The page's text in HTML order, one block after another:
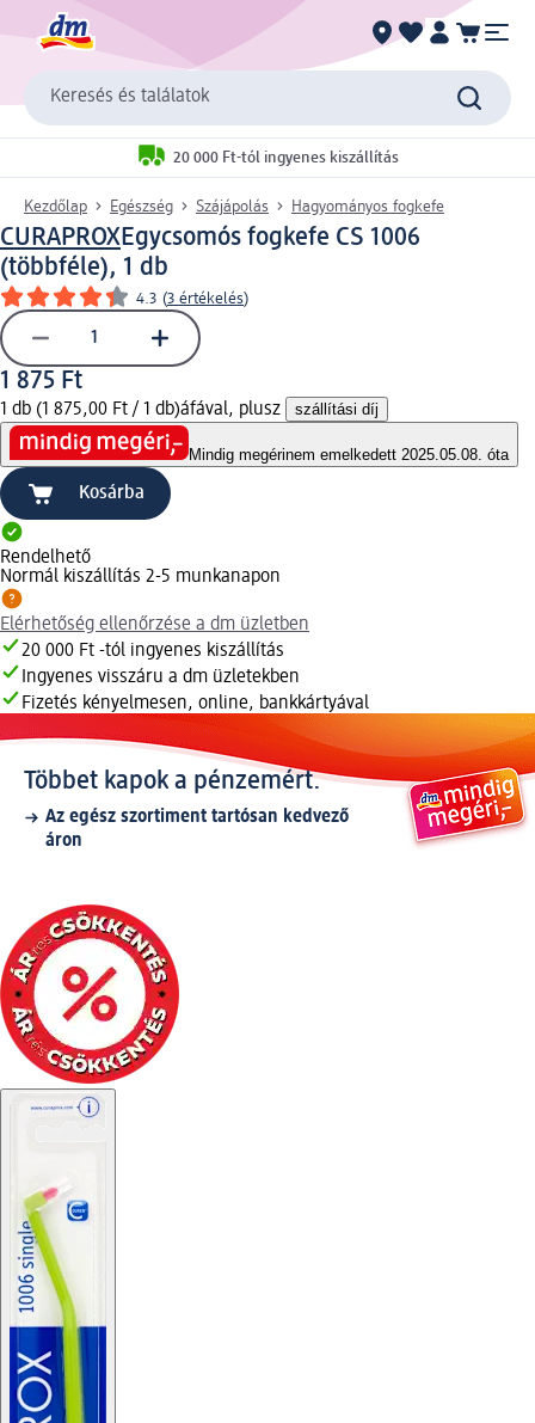
Keresés és találatok
20 000 Ft-tól ingyenes kiszállítás
Kezdőlap Egészség Szájápolás Hagyományos fogkefe
CURAPROXEgycsomós fogkefe CS 1006
(többféle), 1 db
4.3 (3 értékelés)
1 875 Ft
1 db (1 875,00 Ft / 1 db)áfával, plusz szállítási díj
Mindig megérinem emelkedett 2025.05.08. óta
Kosárba
Rendelhető
Normál kiszállítás 2-5 munkanapon
Elérhetőség ellenőrzése a dm üzletben
20 000 Ft -tól ingyenes kiszállítás
Ingyenes visszáru a dm üzletekben
Fizetés kényelmesen, online, bankkártyával
Többet kapok a pénzemért.
Az egész szortiment tartósan kedvező
áron